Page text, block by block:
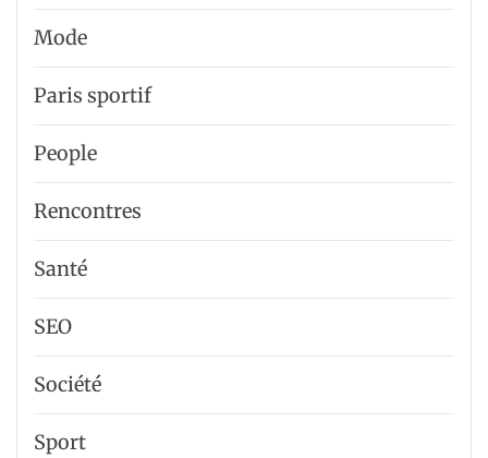
Mode
Paris sportif
People
Rencontres
Santé
SEO
Société
Sport